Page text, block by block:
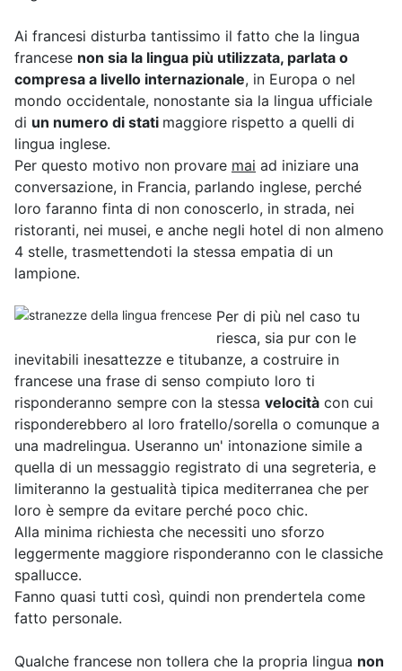
Ai francesi disturba tantissimo il fatto che la lingua
francese non sia la lingua più utilizzata, parlata o
compresa a livello internazionale, in Europa o nel
mondo occidentale, nonostante sia la lingua ufficiale
di un numero di stati maggiore rispetto a quelli di
lingua inglese.
Per questo motivo non provare mai ad iniziare una
conversazione, in Francia, parlando inglese, perché
loro faranno finta di non conoscerlo, in strada, nei
ristoranti, nei musei, e anche negli hotel di non almeno
4 stelle, trasmettendoti la stessa empatia di un
lampione.
Per di più nel caso tu
riesca, sia pur con le
inevitabili inesattezze e titubanze, a costruire in
francese una frase di senso compiuto loro ti
risponderanno sempre con la stessa velocità con cui
risponderebbero al loro fratello/sorella o comunque a
una madrelingua. Useranno un' intonazione simile a
quella di un messaggio registrato di una segreteria, e
limiteranno la gestualità tipica mediterranea che per
loro è sempre da evitare perché poco chic.
Alla minima richiesta che necessiti uno sforzo
leggermente maggiore risponderanno con le classiche
spallucce.
Fanno quasi tutti così, quindi non prendertela come
fatto personale.
Qualche francese non tollera che la propria lingua non